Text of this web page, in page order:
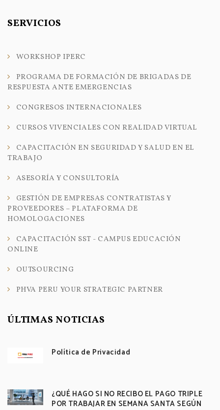
SERVICIOS
WORKSHOP IPERC
PROGRAMA DE FORMACIÓN DE BRIGADAS DE
RESPUESTA ANTE EMERGENCIAS
CONGRESOS INTERNACIONALES
CURSOS VIVENCIALES CON REALIDAD VIRTUAL
CAPACITACIÓN EN SEGURIDAD Y SALUD EN EL
TRABAJO
ASESORÍA Y CONSULTORÍA
GESTIÓN DE EMPRESAS CONTRATISTAS Y
PROVEEDORES – PLATAFORMA DE
HOMOLOGACIONES
CAPACITACIÓN SST - CAMPUS EDUCACIÓN
ONLINE
OUTSOURCING
PHVA PERU YOUR STRATEGIC PARTNER
ÚLTIMAS NOTICIAS
Política de Privacidad
¿QUÉ HAGO SI NO RECIBO EL PAGO TRIPLE
POR TRABAJAR EN SEMANA SANTA SEGÚN